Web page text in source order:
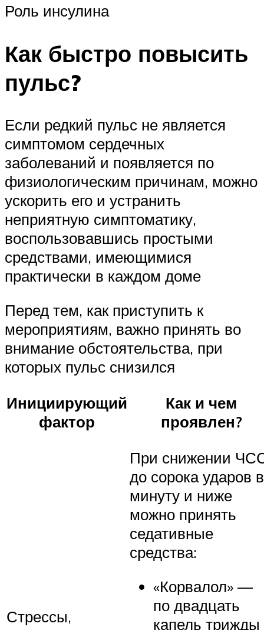
Роль инсулина
Как быстро повысить
пульс?
Если редкий пульс не является
симптомом сердечных
заболеваний и появляется по
физиологическим причинам, можно
ускорить его и устранить
неприятную симптоматику,
воспользовавшись простыми
средствами, имеющимися
практически в каждом доме
Перед тем, как приступить к
мероприятиям, важно принять во
внимание обстоятельства, при
которых пульс снизился
Инициирующий
фактор
Как и чем
проявлен?
Стрессы,
При снижении
до сорока ударов в
минуту и ниже
можно принять
седативные
средства:
«Корвалол» —
по двадцать
капель трижды